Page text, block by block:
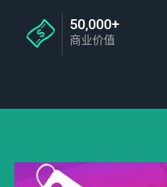
50,000+
商业价值